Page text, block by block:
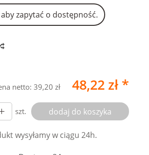
zapytać o dostępność.
netto: 39,20 zł 48,22 zł *
szt. dodaj do koszyka
wysyłamy w ciągu 24h.